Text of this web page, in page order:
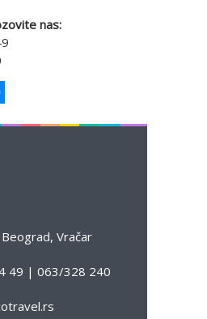
nas:
Vračar
49 | 063/328 240